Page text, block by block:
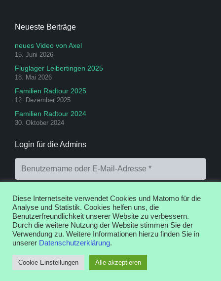
Neueste Beiträge
neues Video von Axel
15. Juni 2026
Fluglager Leibertingen 2025
18. Mai 2026
Familien Radtour 2025
12. Dezember 2025
Familien Radtour 2024
30. Oktober 2024
Login für die Admins
Anmelden Registrieren Passwort vergessen?
Web Design by Disco© 2016 – 2026
Diese Internetseite verwendet Cookies und Matomo für die
Analyse und Statistik. Cookies helfen uns, die
Benutzerfreundlichkeit unserer Website zu verbessern.
Durch die weitere Nutzung der Website stimmen Sie der
Verwendung zu. Weitere Informationen hierzu finden Sie in
unserer Datenschutzerklärung.
Cookie Einstellungen Alle akzeptieren